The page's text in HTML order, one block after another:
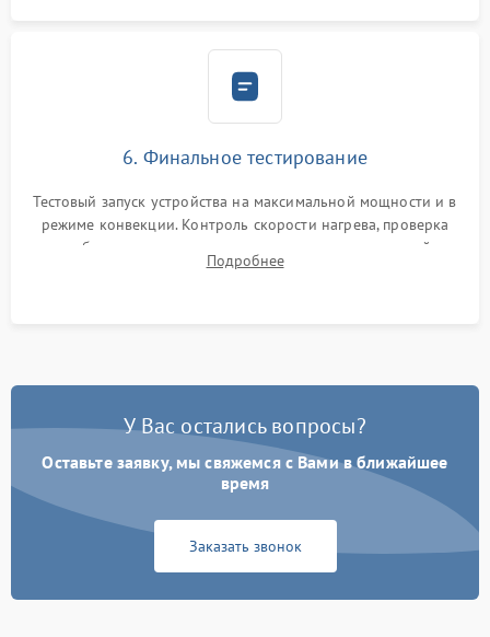
6. Финальное тестирование
Тестовый запуск устройства на максимальной мощности и в
режиме конвекции. Контроль скорости нагрева, проверка
срабатывания термостата при достижении заданной
температуры и тест на отсутствие утечек тока.
Подробнее
У Вас остались вопросы?
Оставьте заявку, мы свяжемся с Вами в ближайшее
время
Заказать звонок